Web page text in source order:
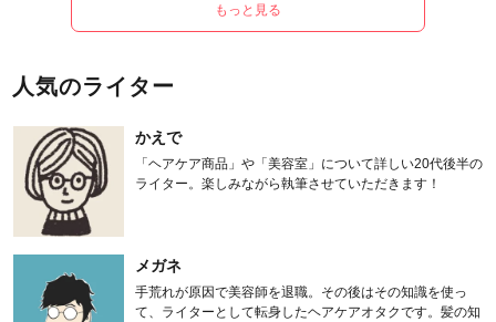
もっと見る
人気のライター
かえで
「ヘアケア商品」や「美容室」について詳しい20代後半の
ライター。楽しみながら執筆させていただきます！
メガネ
手荒れが原因で美容師を退職。その後はその知識を使っ
て、ライターとして転身したヘアケアオタクです。髪の知